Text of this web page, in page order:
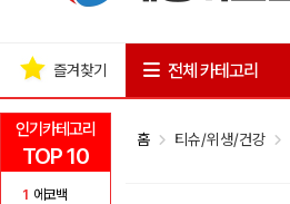
인기카테고리
TOP 10
1 에코백
즐겨찾기 전체 카테고리
홈 티슈/위생/건강